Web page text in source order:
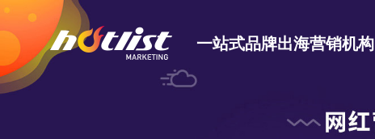
一站式品牌出海营销机构